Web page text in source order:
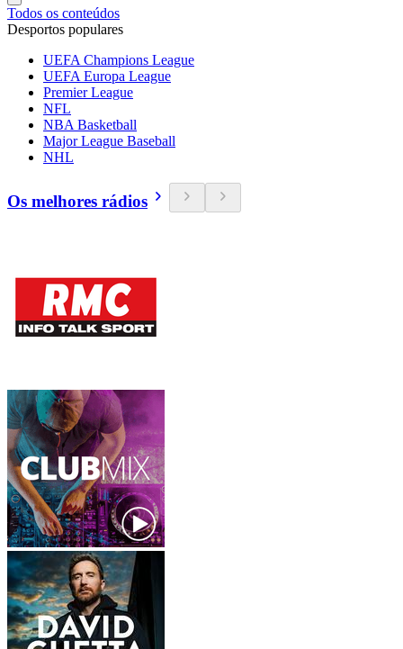
Todos os conteúdos
Desportos populares
UEFA Champions League
UEFA Europa League
Premier League
NFL
NBA Basketball
Major League Baseball
NHL
Os melhores rádios